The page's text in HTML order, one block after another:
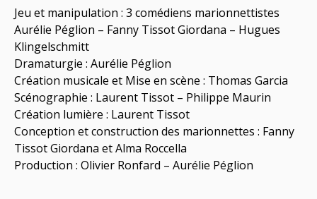
Jeu et manipulation : 3 comédiens marionnettistes
Aurélie Péglion – Fanny Tissot Giordana – Hugues
Klingelschmitt
Dramaturgie : Aurélie Péglion
Création musicale et Mise en scène : Thomas Garcia
Scénographie : Laurent Tissot – Philippe Maurin
Création lumière : Laurent Tissot
Conception et construction des marionnettes : Fanny
Tissot Giordana et Alma Roccella
Production : Olivier Ronfard – Aurélie Péglion